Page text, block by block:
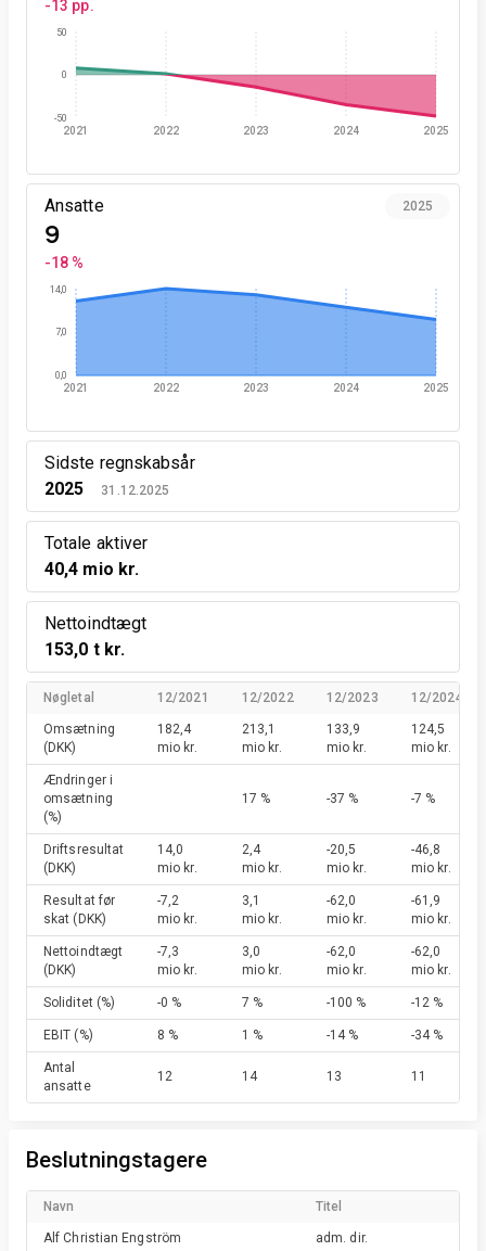
-13 pp.
2021 2022 2023 2024 2025
-50
0
50
Ansatte
9
-18 %
2025
2021 2022 2023 2024 2025
0,0
7,0
14,0
Sidste regnskabsår
2025
31.12.2025
Totale aktiver
40,4 mio kr.
Nettoindtægt
153,0 t kr.
Nøgletal 12/2021 12/2022 12/2023 12/2024
Omsætning
(DKK)
182,4
mio kr.
213,1
mio kr.
133,9
mio kr.
124,5
mio kr.
Ændringer i
omsætning
(%)
17 % -37 % -7 %
Driftsresultat
(DKK)
14,0
mio kr.
2,4
mio kr.
-20,5
mio kr.
-46,8
mio kr.
Resultat før
skat (DKK)
-7,2
mio kr.
3,1
mio kr.
-62,0
mio kr.
-61,9
mio kr.
Nettoindtægt
(DKK)
-7,3
mio kr.
3,0
mio kr.
-62,0
mio kr.
-62,0
mio kr.
Soliditet (%) -0 % 7 % -100 % -12 %
EBIT (%) 8 % 1 % -14 % -34 %
Antal
ansatte
12 14 13 11
Beslutningstagere
Navn Titel
Alf Christian Engström adm. dir.